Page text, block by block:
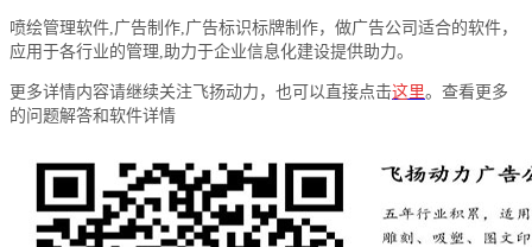
喷绘管理软件,广告制作,广告标识标牌制作，做广告公司适合的软件，
应用于各行业的管理,助力于企业信息化建设提供助力。
更多详情内容请继续关注飞扬动力，也可以直接点击这里。查看更多
的问题解答和软件详情